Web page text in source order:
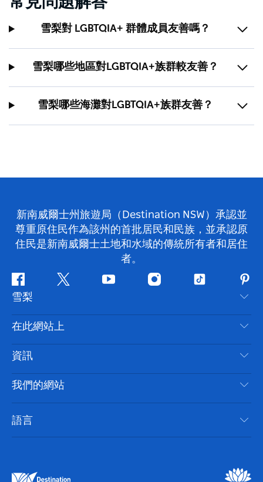
雪梨對 LGBTQIA+ 群體成員友善嗎？
雪梨哪些地區對LGBTQIA+族群較友善？
雪梨哪些海灘對LGBTQIA+族群友善？
新南威爾士州旅遊局（Destination NSW）承認並
尊重原住民作為該州的首批居民和民族，並承認原
住民是新南威爾士土地和水域的傳統所有者和居住
者。
Facebook嘰
喳
喳
Youtube Instagram抖
雪梨
聯絡我們
免責聲明
隱私
Cookie 通知
在此網站上
目的地
要做的事情
新南威爾士州公路旅行
活動
住宿
資訊
旅行資訊
無障礙雪梨
列出您的業務
我們的網站
新南威爾士州旅遊局（Destination NSW）媒體中心
語言